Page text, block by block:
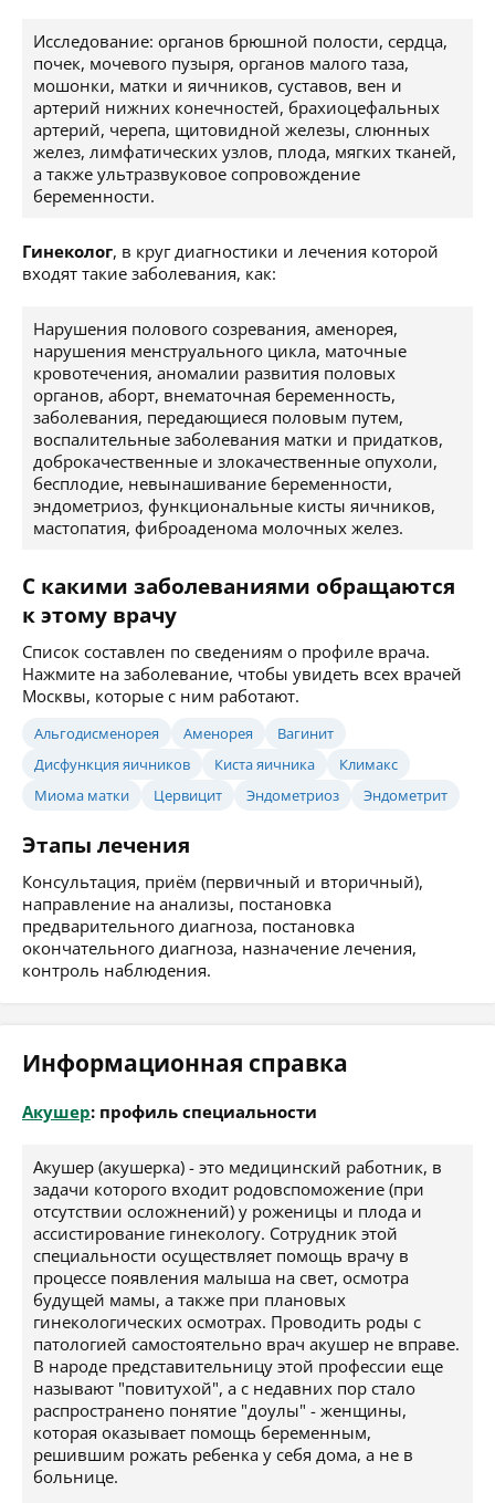
Исследование: органов брюшной полости, сердца,
почек, мочевого пузыря, органов малого таза,
мошонки, матки и яичников, суставов, вен и
артерий нижних конечностей, брахиоцефальных
артерий, черепа, щитовидной железы, слюнных
желез, лимфатических узлов, плода, мягких тканей,
а также ультразвуковое сопровождение
беременности.
Гинеколог, в круг диагностики и лечения которой
входят такие заболевания, как:
Нарушения полового созревания, аменорея,
нарушения менструального цикла, маточные
кровотечения, аномалии развития половых
органов, аборт, внематочная беременность,
заболевания, передающиеся половым путем,
воспалительные заболевания матки и придатков,
доброкачественные и злокачественные опухоли,
бесплодие, невынашивание беременности,
эндометриоз, функциональные кисты яичников,
мастопатия, фиброаденома молочных желез.
С какими заболеваниями обращаются
к этому врачу
Список составлен по сведениям о профиле врача.
Нажмите на заболевание, чтобы увидеть всех врачей
Москвы, которые с ним работают.
Альгодисменорея Аменорея
Вагинит
Дисфункция яичников
Киста яичника
Климакс
Миома матки
Цервицит Эндометриоз Эндометрит
Этапы лечения
Консультация, приём (первичный и вторичный),
направление на анализы, постановка
предварительного диагноза, постановка
окончательного диагноза, назначение лечения,
контроль наблюдения.
Информационная справка
Акушер: профиль специальности
Акушер (акушерка) - это медицинский работник, в
задачи которого входит родовспоможение (при
отсутствии осложнений) у роженицы и плода и
ассистирование гинекологу. Сотрудник этой
специальности осуществляет помощь врачу в
процессе появления малыша на свет, осмотра
будущей мамы, а также при плановых
гинекологических осмотрах. Проводить роды с
патологией самостоятельно врач акушер не вправе.
В народе представительницу этой профессии еще
называют "повитухой", а с недавних пор стало
распространено понятие "доулы" - женщины,
которая оказывает помощь беременным,
решившим рожать ребенка у себя дома, а не в
больнице.